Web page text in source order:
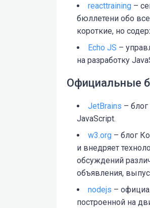
reacttraining –
бюллетени обо
короткие, но
Echo JS –
на разработку
Официальные
JetBrains –
JavaScript.
w3.org – блог
и внедряет
обсуждений
объявления,
nodejs –
построенной на